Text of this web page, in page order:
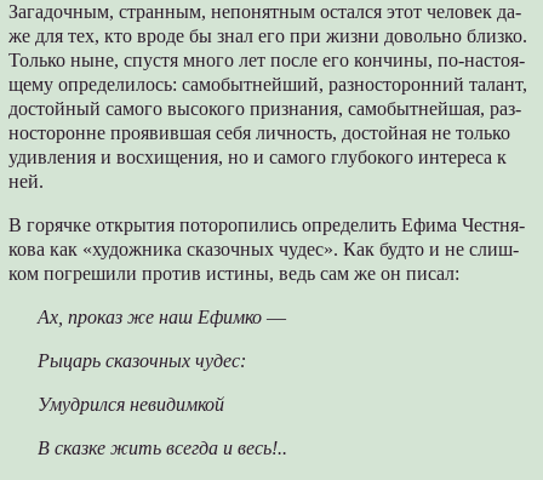
Загадочным, странным, непонятным остался этот человек да­
же для тех, кто вроде бы знал его при жизни довольно близко.
Только ныне, спустя много лет после его кончины, по-настоя­
щему определилось: самобытнейший, разносторонний талант,
достойный самого высокого признания, самобытнейшая, раз­
носторонне проявившая себя личность, достойная не только
удивления и восхищения, но и самого глубокого интереса к
ней.
В горячке открытия поторопились определить Ефима Честня­
кова как «художника сказочных чудес». Как будто и не слиш­
ком погрешили против истины, ведь сам же он писал:
Ах, проказ же наш Ефимко —
Рыцарь сказочных чудес:
Умудрился невидимкой
В сказке жить всегда и весь!..